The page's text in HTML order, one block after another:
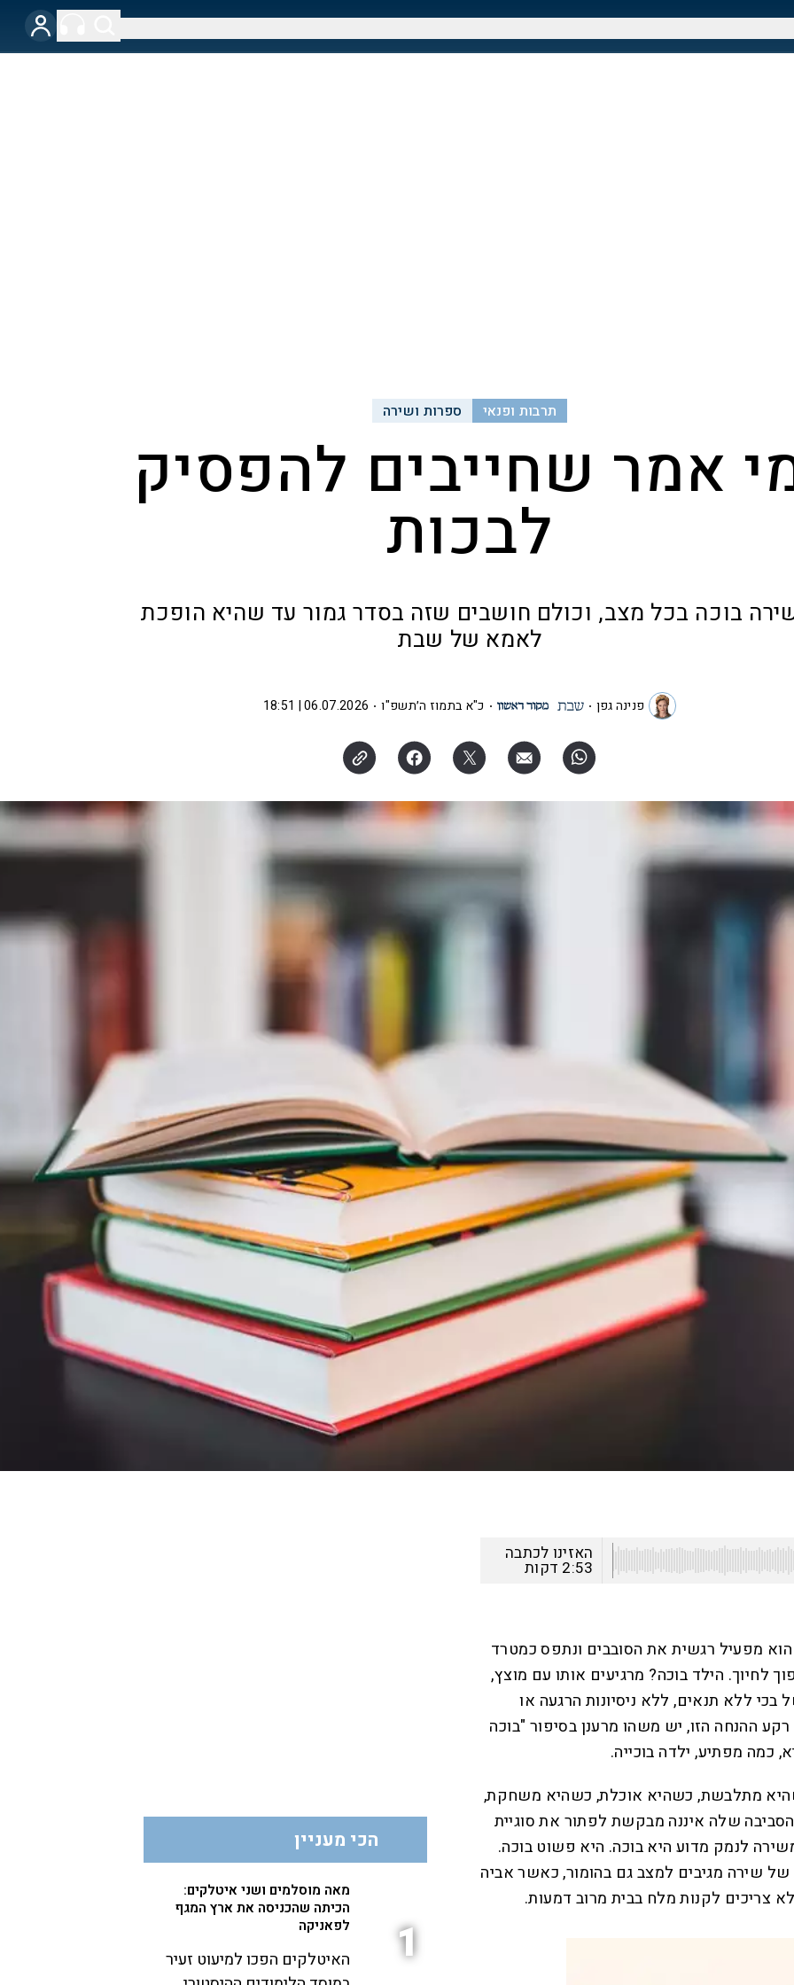
תרבות ופנאי ספרות ושירה
אמר שחייבים להפסיק
לבכות
בוכה בכל מצב, וכולם חושבים שזה בסדר גמור עד שהיא הופכת
לאמא של שבת
פנינה גפן כ"א בתמוז ה׳תשפ"ו 06.07.2026 | 18:51
האזינו לכתבה
2:53 דקות
מפעיל רגשית את הסובבים ונתפס כמטרד
לחיוך. הילד בוכה? מרגיעים אותו עם מוצץ,
ללא תנאים, ללא ניסיונות הרגעה או
ההנחה הזו, יש משהו מרענן בסיפור "בוכה
כמה מפתיע, ילדה בוכייה.
מתלבשת, כשהיא אוכלת, כשהיא משחקת,
שלה איננה מבקשת לפתור את סוגיית
לנמק מדוע היא בוכה. היא פשוט בוכה.
של שירה מגיבים למצב גם בהומור, כאשר אביה
לקנות מלח בבית מרוב דמעות.
הכי מעניין
1
מאה מוסלמים ושני איטלקים:
הכיתה שהכניסה את ארץ המגף
לפאניקה
האיטלקים הפכו למיעוט זעיר